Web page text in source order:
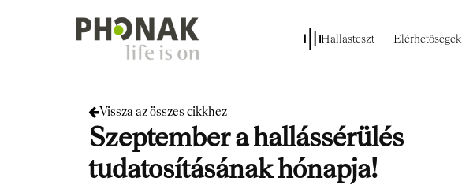
Hallásteszt Elérhetőségek
Vissza az összes cikkhez
Szeptember a hallássérülés
tudatosításának hónapja!